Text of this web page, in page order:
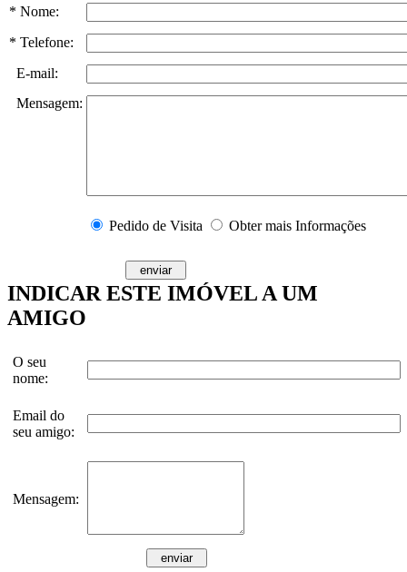
* Nome:
* Telefone:
E-mail:
Mensagem:
Pedido de Visita Obter mais Informações
INDICAR ESTE IMÓVEL A UM
AMIGO
O seu
nome:
Email do
seu amigo:
Mensagem: